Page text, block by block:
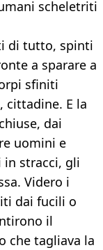
scheletriti
di tutto, spinti
a sparare a
sfiniti
cittadine. E la
dai
uomini e
in stracci, gli
Videro i
dai fucili o
il
che tagliava la